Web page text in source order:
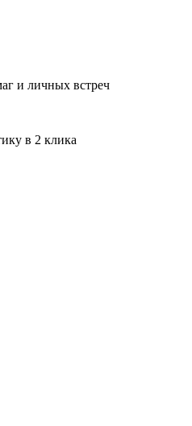
и личных встреч
в 2 клика